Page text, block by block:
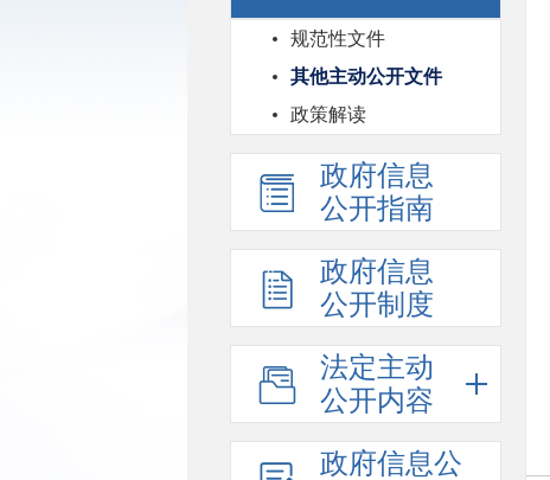
规范性文件
其他主动公开文件
政策解读
政府信息
公开指南
政府信息
公开制度
法定主动
公开内容
政府信息公